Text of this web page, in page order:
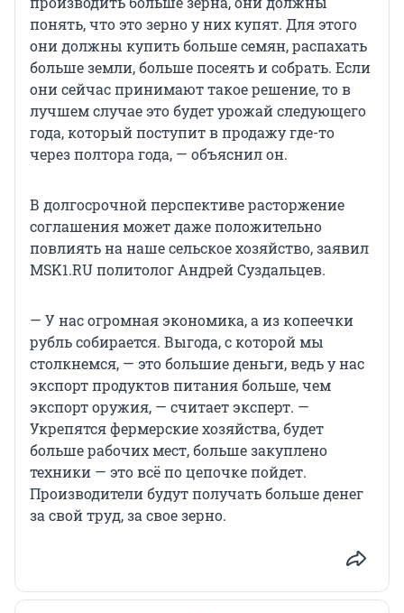
понять, что это зерно у них купят. Для этого
они должны купить больше семян, распахать
больше земли, больше посеять и собрать. Если
они сейчас принимают такое решение, то в
лучшем случае это будет урожай следующего
года, который поступит в продажу где-то
через полтора года, — объяснил он.
В долгосрочной перспективе расторжение
соглашения может даже положительно
повлиять на наше сельское хозяйство, заявил
MSK1.RU политолог Андрей Суздальцев.
— У нас огромная экономика, а из копеечки
рубль собирается. Выгода, с которой мы
столкнемся, — это большие деньги, ведь у нас
экспорт продуктов питания больше, чем
экспорт оружия, — считает эксперт. —
Укрепятся фермерские хозяйства, будет
больше рабочих мест, больше закуплено
техники — это всё по цепочке пойдет.
Производители будут получать больше денег
за свой труд, за свое зерно.